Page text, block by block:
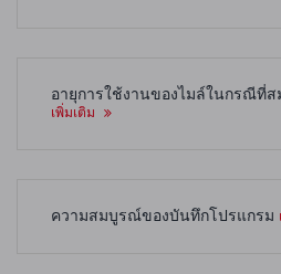
อายุการใช้งานของไมล์ในกรณีที่
เพิ่มเติม
ความสมบูรณ์ของบันทึกโปรแกรม